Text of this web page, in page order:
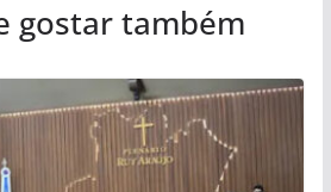
gostar também